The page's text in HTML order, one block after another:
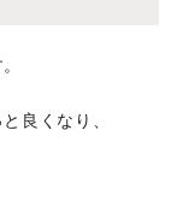
良くなり、